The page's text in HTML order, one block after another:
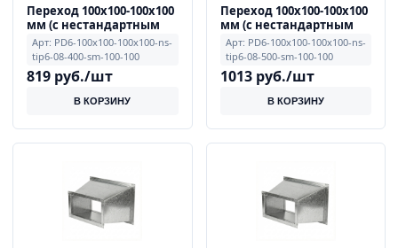
Переход 100x100-100x100
мм (с нестандартным
смещением, тип 6), 0.8
мм, примечание L=400
мм, смещение E=100,
F=100
Арт: PD6-100x100-100x100-ns-
tip6-08-400-sm-100-100
819 руб./шт
В КОРЗИНУ
Переход 100x100-100x100
мм (с нестандартным
смещением, тип 6), 0.8
мм, примечание L=500
мм, смещение E=100,
F=100
Арт: PD6-100x100-100x100-ns-
tip6-08-500-sm-100-100
1013 руб./шт
В КОРЗИНУ